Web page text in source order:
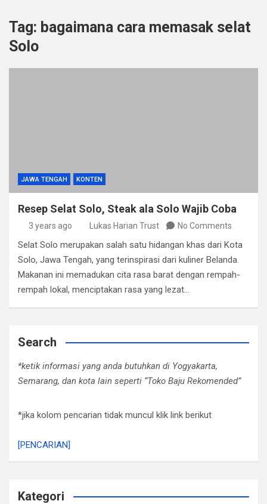
Tag: bagaimana cara memasak selat
Solo
JAWA TENGAH KONTEN
Resep Selat Solo, Steak ala Solo Wajib Coba
3 years ago Lukas Harian Trust No Comments
Selat Solo merupakan salah satu hidangan khas dari Kota
Solo, Jawa Tengah, yang terinspirasi dari kuliner Belanda.
Makanan ini memadukan cita rasa barat dengan rempah-
rempah lokal, menciptakan rasa yang lezat…
Search
*ketik informasi yang anda butuhkan di Yogyakarta,
Semarang, dan kota lain seperti “Toko Baju Rekomended”
*jika kolom pencarian tidak muncul klik link berikut
[PENCARIAN]
Kategori